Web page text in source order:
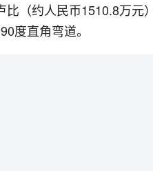
（约人民币1510.8万元
度直角弯道。